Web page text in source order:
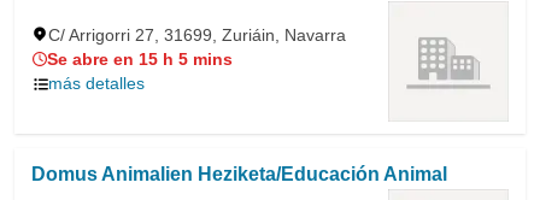
C/ Arrigorri 27, 31699, Zuriáin, Navarra
Se abre en 15 h 5 mins
más detalles
Domus Animalien Heziketa/Educación Animal